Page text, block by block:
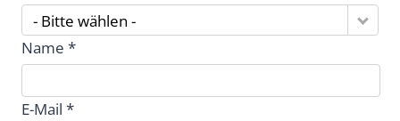
- Bitte wählen -
Name *
E-Mail *